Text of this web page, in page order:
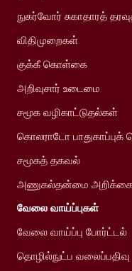
நுகர்வோர் சுகாதாரத்
விதிமுறைகள்
குக்கீ கொள்கை
அறிவுசார் உடைமை
சமூக வழிகாட்டுதல்கள்
கொலராடோ
சமூகத் தகவல்
அணுகல்தன்மை
வேலை வாய்ப்புகள்
வேலை வாய்ப்பு போர்ட்டல்
தொழில்நுட்ப வலைப்பதிவு